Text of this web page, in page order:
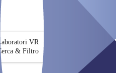
Laboratori VR
Cerca & Filtro